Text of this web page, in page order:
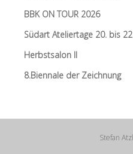
BBK ON TOUR 2026
Südart Ateliertage 20. bis
Herbstsalon II
8.Biennale der Zeichnung
Stefan